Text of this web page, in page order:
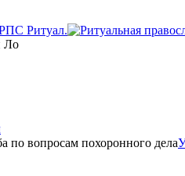
Ло
по вопросам похоронного дела